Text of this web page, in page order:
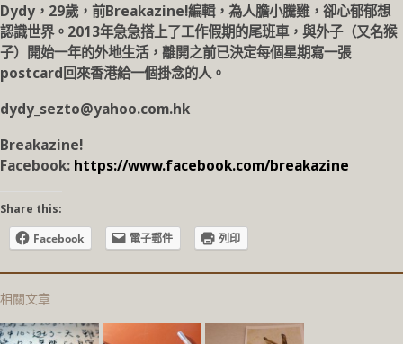
Dydy，29歲，前Breakazine!編輯，為人膽小騰雞，卻心郁郁想
認識世界。2013年急急搭上了工作假期的尾班車，與外子（又名猴
子）開始一年的外地生活，離開之前已決定每個星期寫一張
postcard回來香港給一個掛念的人。
dydy_sezto@yahoo.com.hk
Breakazine!
Facebook: https://www.facebook.com/breakazine
Share this:
Facebook
電子郵件 列印
相關文章